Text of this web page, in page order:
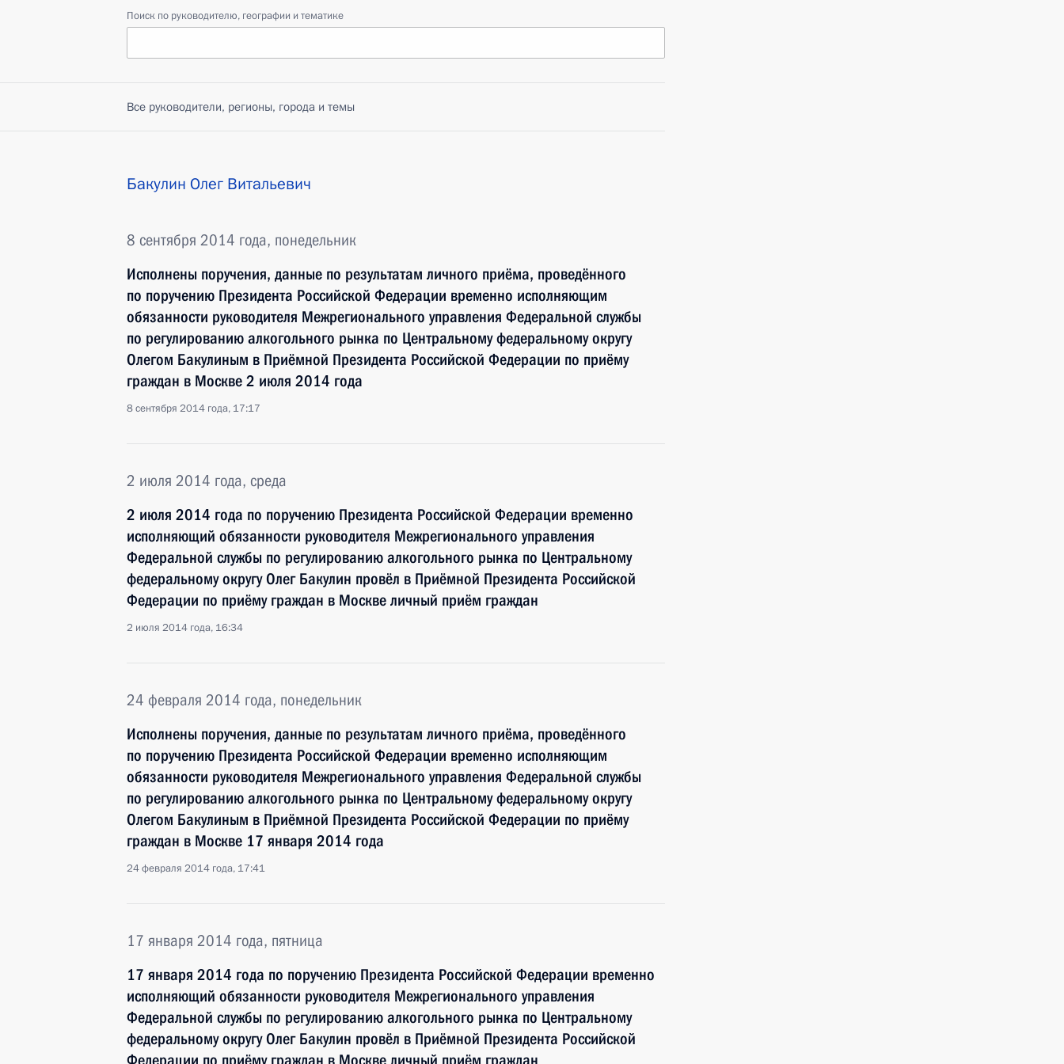
Поиск по руководителю, географии и тематике
Все руководители, регионы, города и темы
Бакулин Олег Витальевич
8 сентября 2014 года, понедельник
Исполнены поручения, данные по результатам личного приёма, проведённого
по поручению Президента Российской Федерации временно исполняющим
обязанности руководителя Межрегионального управления Федеральной службы
по регулированию алкогольного рынка по Центральному федеральному округу
Олегом Бакулиным в Приёмной Президента Российской Федерации по приёму
граждан в Москве 2 июля 2014 года
8 сентября 2014 года, 17:17
2 июля 2014 года, среда
2 июля 2014 года по поручению Президента Российской Федерации временно
исполняющий обязанности руководителя Межрегионального управления
Федеральной службы по регулированию алкогольного рынка по Центральному
федеральному округу Олег Бакулин провёл в Приёмной Президента Российской
Федерации по приёму граждан в Москве личный приём граждан
2 июля 2014 года, 16:34
24 февраля 2014 года, понедельник
Исполнены поручения, данные по результатам личного приёма, проведённого
по поручению Президента Российской Федерации временно исполняющим
обязанности руководителя Межрегионального управления Федеральной службы
по регулированию алкогольного рынка по Центральному федеральному округу
Олегом Бакулиным в Приёмной Президента Российской Федерации по приёму
граждан в Москве 17 января 2014 года
24 февраля 2014 года, 17:41
17 января 2014 года, пятница
17 января 2014 года по поручению Президента Российской Федерации временно
исполняющий обязанности руководителя Межрегионального управления
Федеральной службы по регулированию алкогольного рынка по Центральному
федеральному округу Олег Бакулин провёл в Приёмной Президента Российской
Федерации по приёму граждан в Москве личный приём граждан